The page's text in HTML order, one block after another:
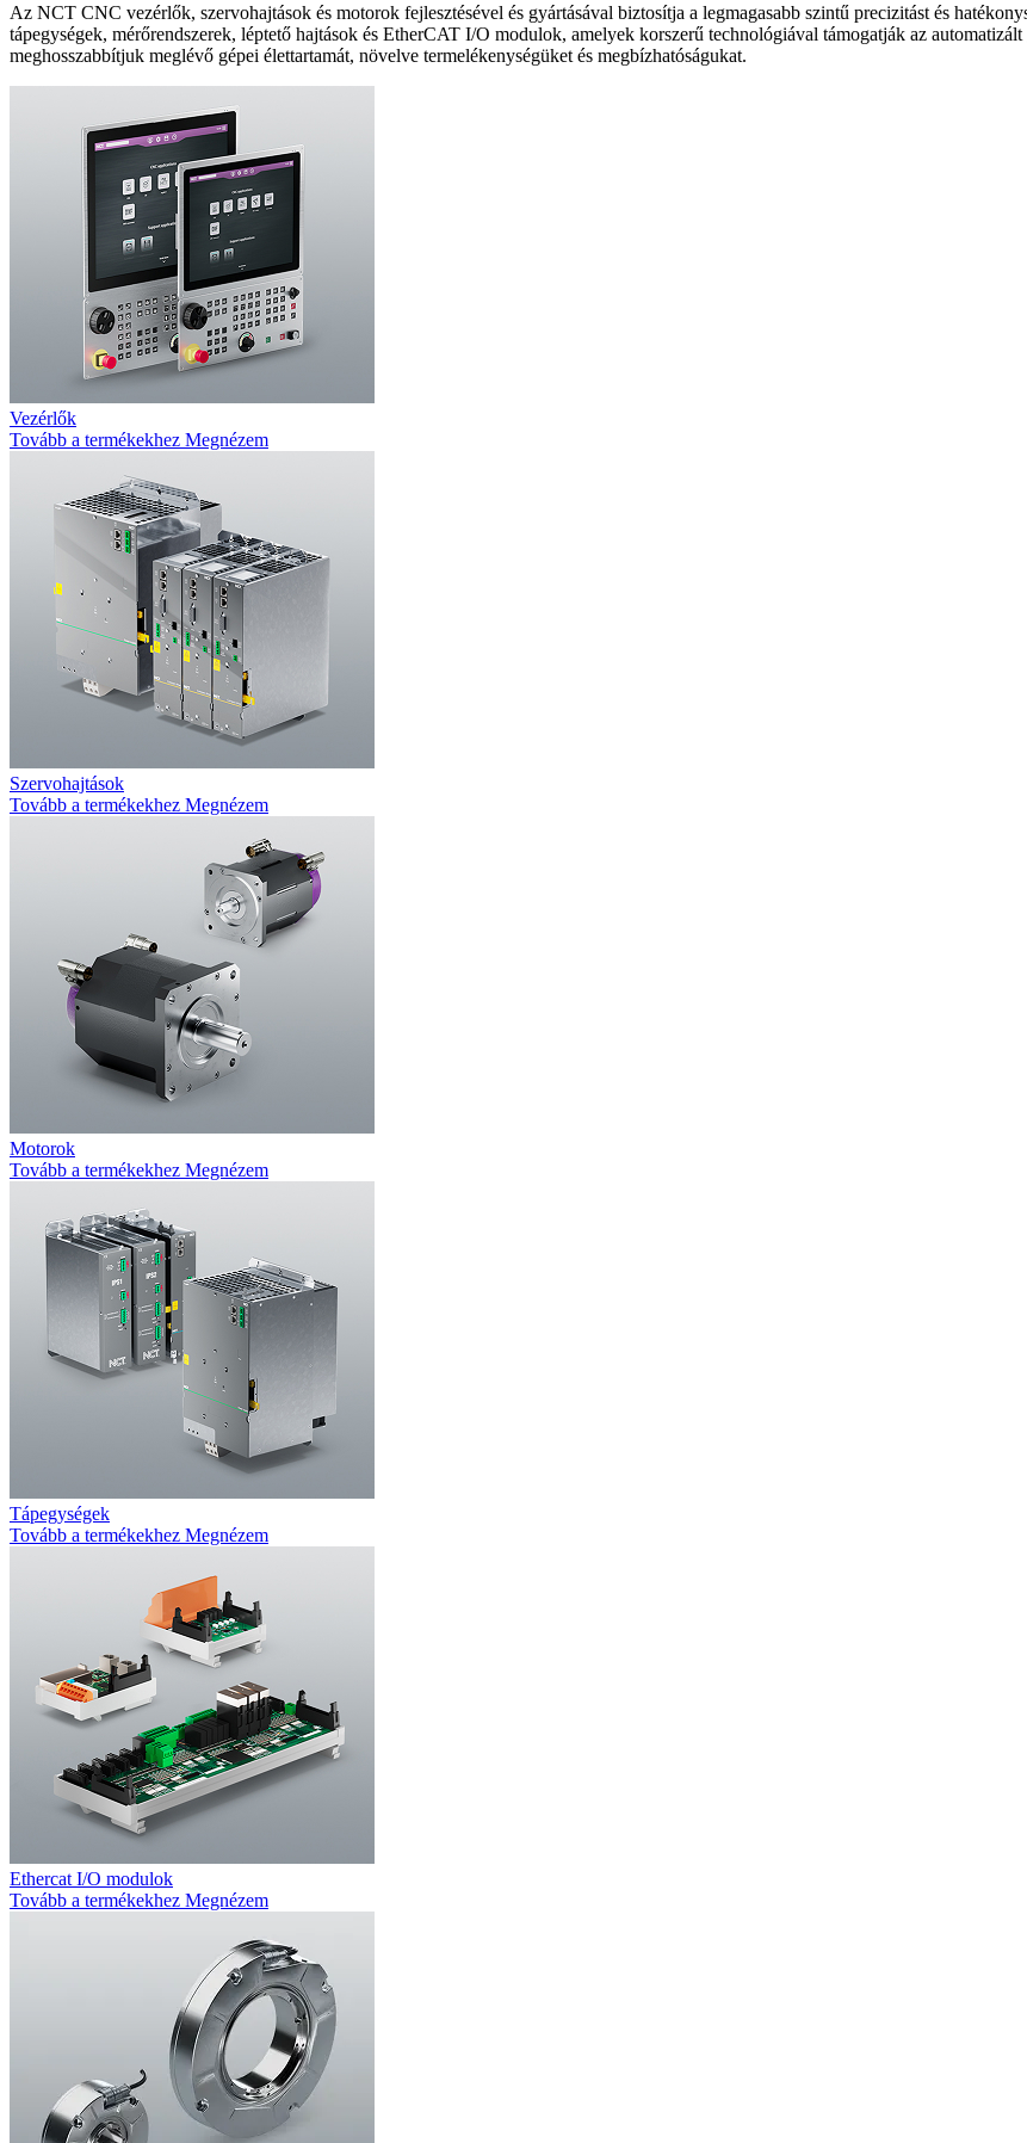
Az NCT CNC vezérlők, szervohajtások és motorok fejlesztésével és gyártásával biztosítja a legmagasabb szintű precizitást és
tápegységek, mérőrendszerek, léptető hajtások és EtherCAT I/O modulok, amelyek korszerű technológiával támogatják az
meghosszabbítjuk meglévő gépei élettartamát, növelve termelékenységüket és megbízhatóságukat.
Vezérlők
Tovább a termékekhez Megnézem
Szervohajtások
Tovább a termékekhez Megnézem
Motorok
Tovább a termékekhez Megnézem
Tápegységek
Tovább a termékekhez Megnézem
Ethercat I/O modulok
Tovább a termékekhez Megnézem